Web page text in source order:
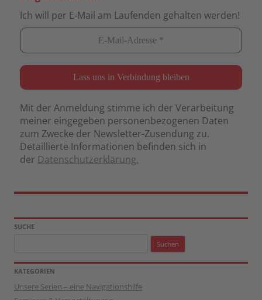
Ich will per E-Mail am Laufenden gehalten werden!
Mit der Anmeldung stimme ich der Verarbeitung
meiner eingegeben personenbezogenen Daten
zum Zwecke der Newsletter-Zusendung zu.
Detaillierte Informationen befinden sich in
der Datenschutzerklärung.
SUCHE
KATEGORIEN
Unsere Serien – eine Navigationshilfe